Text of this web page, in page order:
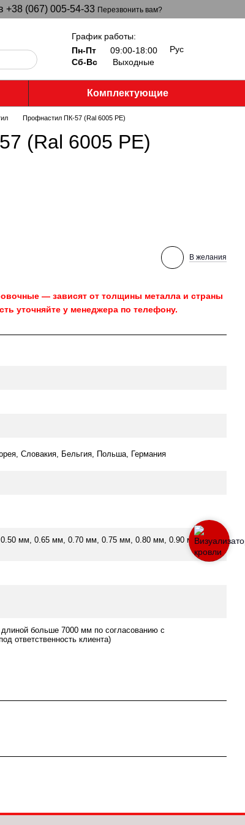
+38 (067) 005-54-33 Перезвонить вам?
График работы:
Пн-Пт
09:00-18:00
Сб-Вс
Выходные
Рус
Комплектующие
Профнастил ПК-57 (Ral 6005 PE)
(Ral 6005 PE)
В желания
— зависят от толщины металла и страны
уточняйте у менеджера по телефону.
Словакия, Бельгия, Польша, Германия
мм, 0.65 мм, 0.70 мм, 0.75 мм, 0.80 мм, 0.90 мм,
больше 7000 мм по согласованию с
ответственность клиента)